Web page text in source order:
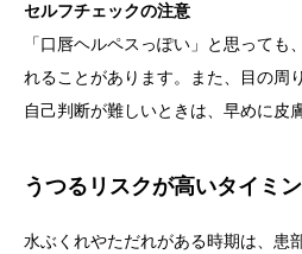
セルフチェックの注意
「口唇ヘルペスっぽい」と思っても
れることがあります。また、目の周
自己判断が難しいときは、早めに皮
うつるリスクが高いタイミ
水ぶくれやただれがある時期は、患